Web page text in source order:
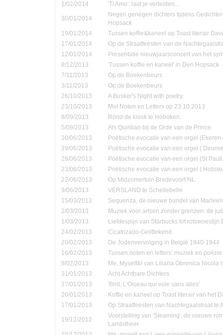
1/02/2014
'Ti Amo', laat je verleiden...
30/01/2014
Negen genegen dichters tijdens
Hopsack
19/01/2014
Tussen koffie&kaneel op Toast literair
17/01/2014
Op de Straatfeesten van de
12/01/2014
Presentatie nieuwjaarsconcert van het
8/12/2013
'Tussen koffie en kaneel' in Den Hopsack
7/11/2013
Op de Boekenbeurs
3/11/2013
Op de Boekenbeurs
26/10/2013
A Busker's Night with poetry.
23/10/2013
Met Noten en Letters op 23.10.2013
8/09/2013
Rond de kiosk te Hoboken.
5/09/2013
Als Quirilian bij de Orde van de Prince.
30/06/2013
Poëtische evocatie van een orgel
29/06/2013
Poëtische evocatie van een orgel (
28/06/2013
Poëtische evocatie van een orgel (St
23/06/2013
Poëtische evocatie van een orgel (
22/06/2013
Op Midzomertuin Bredevoort NL
9/06/2013
VERSLAND te Schellebelle
15/03/2013
Sequenza, de nieuwe bundel van
2/03/2013
Muziek voor artsen zonder grenzen: de
1/03/2013
Liefdespijn van Starbucks tot rotswoestijn
24/02/2013
Cicatrizado-Gelittekend
20/02/2013
De Jodenvervolging in België 1940-1944
16/02/2013
Tussen noten en letters: muziek en
9/02/2013
Me, Myself&I van Liliana Obrenica Nicola
31/01/2013
Acht Achtbare Dichters
27/01/2013
'Bird, L'Oiseau qui vole sans ailes'
20/01/2013
Koffie en kaneel op Toast literair van het
17/01/2013
Op Straatfeesten van Nachtegaalstraat te
19/12/2012
Voorstelling van 'Steaming', de nieuwe
Landstheer